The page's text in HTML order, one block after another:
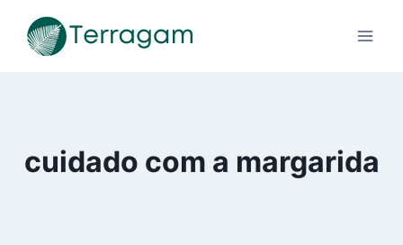
para
cuidado com a margarida